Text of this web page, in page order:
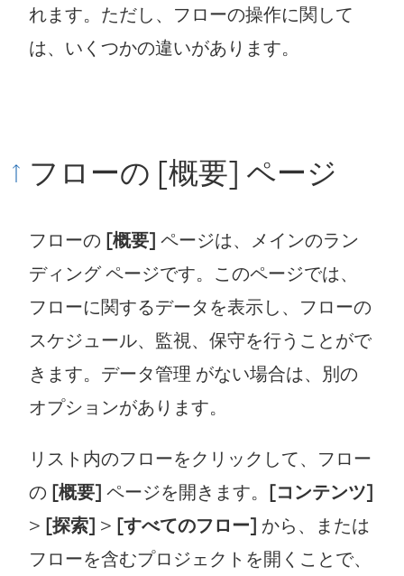
れます。ただし、フローの操作に関して
は、いくつかの違いがあります。
フローの [概要] ページ
フローの [概要] ページは、メインのラン
ディング ページです。このページでは、
フローに関するデータを表示し、フローの
スケジュール、監視、保守を行うことがで
きます。 データ管理 がない場合は、別の
オプションがあります。
リスト内のフローをクリックして、フロー
の [概要] ページを開きます。 [コンテンツ]
> [探索] > [すべてのフロー] から、または
フローを含むプロジェクトを開くことで、